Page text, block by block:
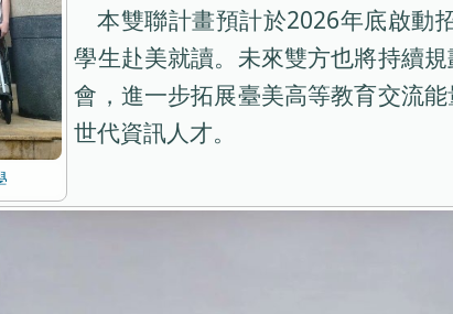
本雙聯計畫預計於2026年底啟動
學生赴美就讀。未來雙方也將持續
會，進一步拓展臺美高等教育交流
世代資訊人才。